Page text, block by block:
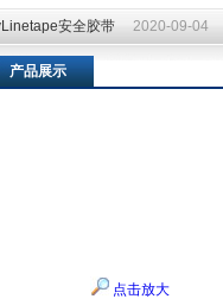
安全胶带 2020-09-04
安全胶带
产品展示
点击放大